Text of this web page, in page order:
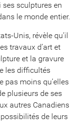
ses sculptures en
le monde entier.
Unis, révèle qu’il
travaux d’art et
et la gravure
les difficultés
pas moins qu’elles
plusieurs de ses
autres Canadiens
de leurs